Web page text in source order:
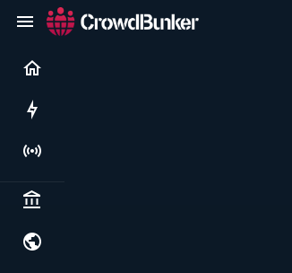
Live
Politics & institutions